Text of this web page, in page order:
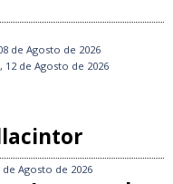
de Agosto de 2026
12 de Agosto de 2026
de Agosto de 2026